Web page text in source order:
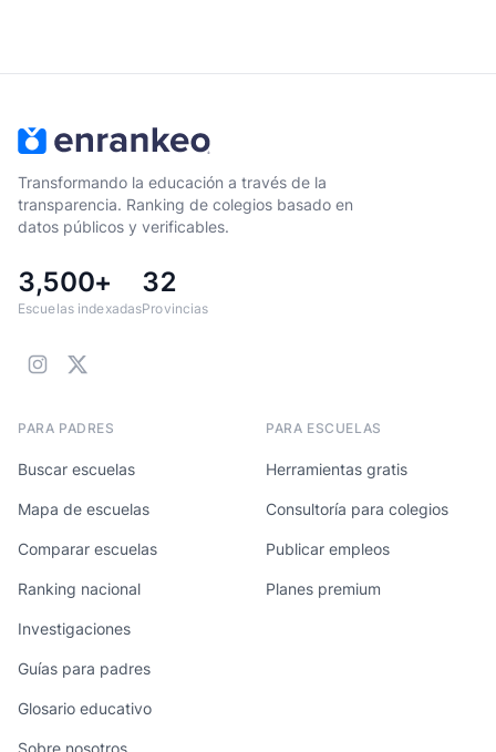
Transformando la educación a través de la
transparencia. Ranking de colegios basado en
datos públicos y verificables.
3,500+
Escuelas indexadas
32
Provincias
PARA PADRES
Buscar escuelas
Mapa de escuelas
Comparar escuelas
Ranking nacional
Investigaciones
Guías para padres
Glosario educativo
Sobre nosotros
PARA ESCUELAS
Herramientas gratis
Consultoría para colegios
Publicar empleos
Planes premium